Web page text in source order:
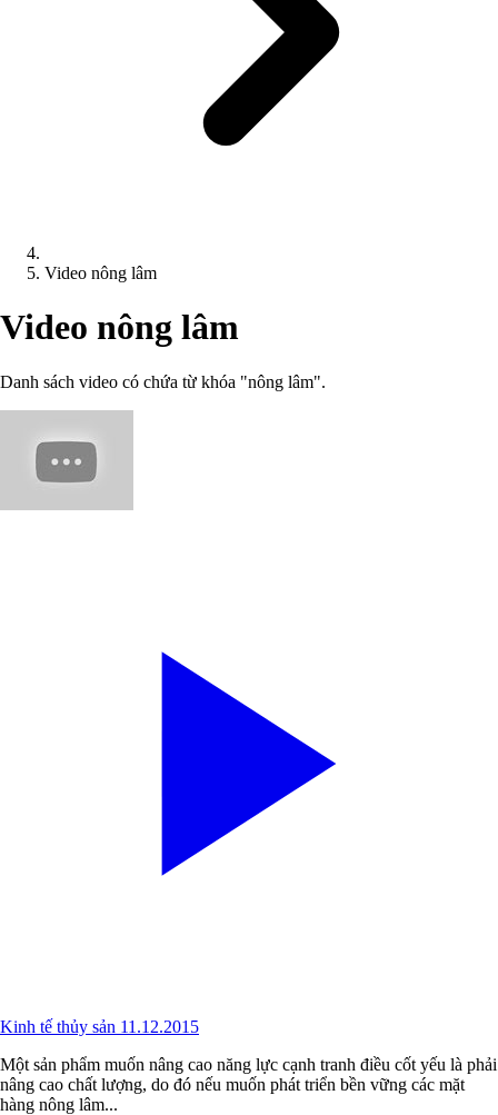
Video nông lâm
Video nông lâm
Danh sách video có chứa từ khóa "nông lâm".
Kinh tế thủy sản 11.12.2015
Một sản phẩm muốn nâng cao năng lực cạnh tranh điều cốt yếu là phải
nâng cao chất lượng, do đó nếu muốn phát triển bền vững các mặt
hàng nông lâm...